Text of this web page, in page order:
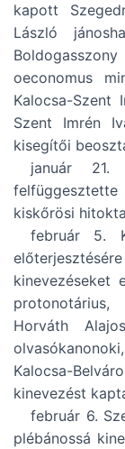
kapott
László
oeconomus
Kalocsa-Szent
Szent Imrén
kisegítői
január 21.
kiskőrösi
február 5.
kinevezéseket
Horváth
Kalocsa-
kinevezést
február 6.
plébánossá